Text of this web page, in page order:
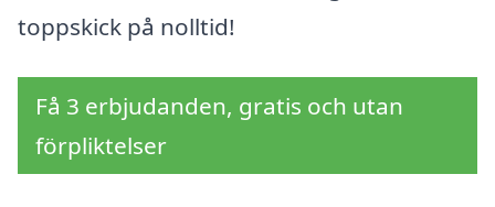
toppskick på nolltid!
Få 3 erbjudanden, gratis och utan
förpliktelser